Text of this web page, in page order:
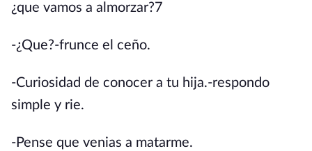
¿que vamos a almorzar?7
-¿Que?-frunce el ceño.
-Curiosidad de conocer a tu hija.-respondo
simple y rie.
-Pense que venias a matarme.